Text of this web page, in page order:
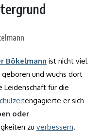
Bökelmann ist nicht viel
und wuchs dort
Leidenschaft für die
engagierte er sich
oder
zu verbessern.